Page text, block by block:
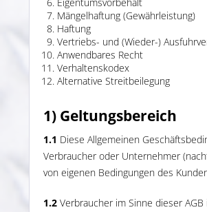
Mängelhaftung (Gewährleistung)
Haftung
Vertriebs- und (Wieder-)
Anwendbares Recht
Verhaltenskodex
Alternative Streitbeilegung
1) Geltungsbereich
1.1 Diese Allgemeinen
Verbraucher oder Unternehmer
von eigenen Bedingungen des
1.2 Verbraucher im Sinne dieser